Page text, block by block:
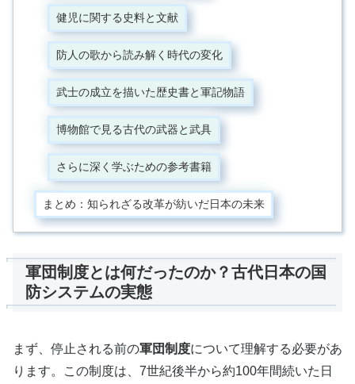
健児に関する史料と文献
防人の歌から読み解く時代の変化
武士の成立を描いた歴史書と軍記物語
博物館で見る古代の武器と武具
さらに深く学ぶための参考書籍
まとめ：知られざる改革が紡いだ日本の未来
軍団制度とは何だったのか？古代日本の国
防システムの実態
まず、停止される前の軍団制度について理解する必要があ
ります。この制度は、7世紀後半から約100年間続いた日